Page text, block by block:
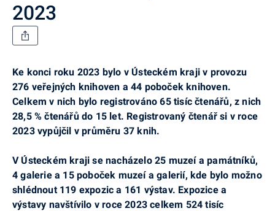
2023
Ke konci roku 2023 bylo v Ústeckém kraji v provozu
276 veřejných knihoven a 44 poboček knihoven.
Celkem v nich bylo registrováno 65 tisíc čtenářů, z nich
28,5 % čtenářů do 15 let. Registrovaný čtenář si v roce
2023 vypůjčil v průměru 37 knih.
V Ústeckém kraji se nacházelo 25 muzeí a památníků,
4 galerie a 15 poboček muzeí a galerií, kde bylo možno
shlédnout 119 expozic a 161 výstav. Expozice a
výstavy navštívilo v roce 2023 celkem 524 tisíc